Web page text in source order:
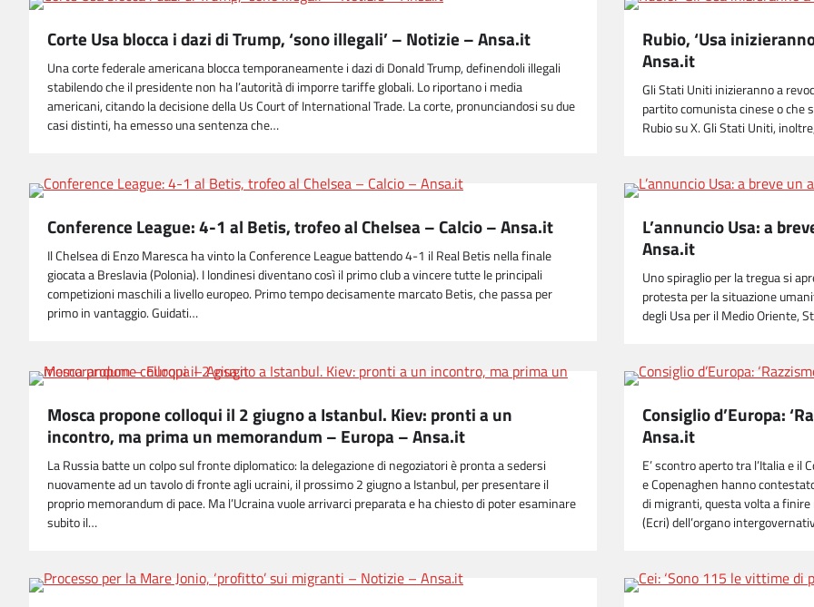
Corte Usa blocca i dazi di Trump, ‘sono illegali’ – Notizie – Ansa.it
Una corte federale americana blocca temporaneamente i dazi di Donald Trump, definendoli illegali
stabilendo che il presidente non ha l’autorità di imporre tariffe globali. Lo riportano i media
americani, citando la decisione della Us Court of International Trade. La corte, pronunciandosi su due
casi distinti, ha emesso una sentenza che…
Rubio, ‘Usa
Ansa.it
Gli Stati Uniti inizieranno a
partito comunista cinese o che
Rubio su X. Gli Stati Uniti,
Conference League: 4-1 al Betis, trofeo al Chelsea – Calcio – Ansa.it
Il Chelsea di Enzo Maresca ha vinto la Conference League battendo 4-1 il Real Betis nella finale
giocata a Breslavia (Polonia). I londinesi diventano così il primo club a vincere tutte le principali
competizioni maschili a livello europeo. Primo tempo decisamente marcato Betis, che passa per
primo in vantaggio. Guidati…
L’annuncio Usa: a
Ansa.it
Uno spiraglio per la tregua si
protesta per la situazione
degli Usa per il Medio Oriente,
Mosca propone colloqui il 2 giugno a Istanbul. Kiev: pronti a un
incontro, ma prima un memorandum – Europa – Ansa.it
La Russia batte un colpo sul fronte diplomatico: la delegazione di negoziatori è pronta a sedersi
nuovamente ad un tavolo di fronte agli ucraini, il prossimo 2 giugno a Istanbul, per presentare il
proprio memorandum di pace. Ma l’Ucraina vuole arrivarci preparata e ha chiesto di poter esaminare
subito il…
Consiglio d’Europa:
Ansa.it
E’ scontro aperto tra l’Italia e il
e Copenaghen hanno
di migranti, questa volta a
(Ecri) dell’organo